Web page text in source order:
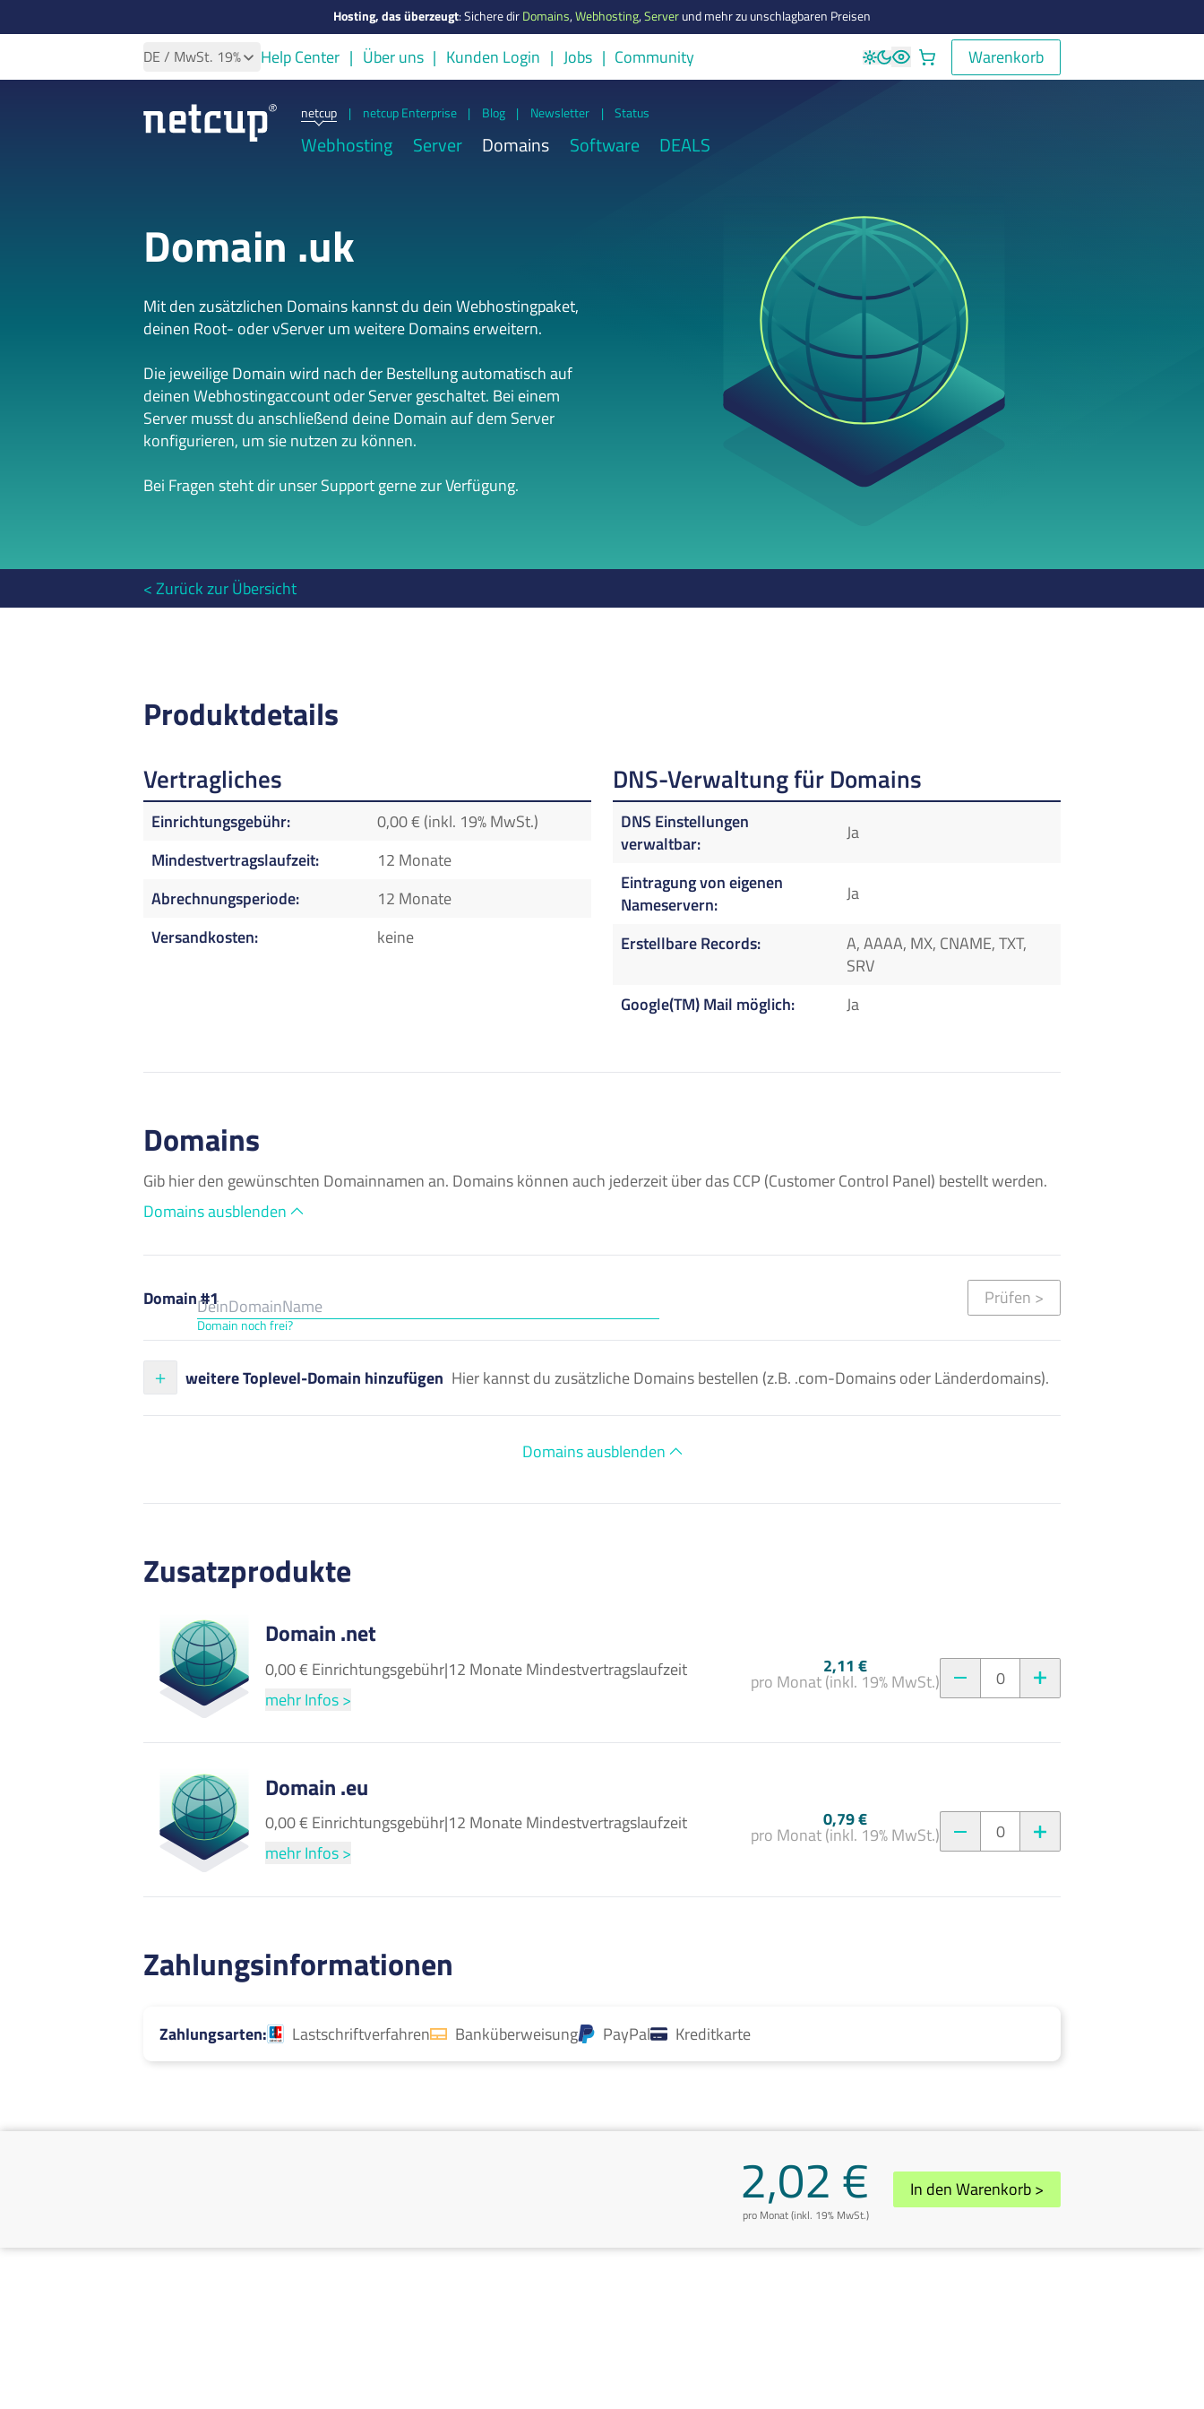
Hosting, das überzeugt:Sichere dirDomains,Webhosting,Serverund mehr zu unschlagbaren Preisen
DE / MwSt. 19% Help Center Über uns Kunden Login Jobs Community Warenkorb
Warenkorb
netcup | netcup Enterprise | Blog | Newsletter | Status
Webhosting Server Domains Software DEALS
Domain .uk
Mit den zusätzlichen Domains kannst du dein Webhostingpaket,
deinen Root- oder vServer um weitere Domains erweitern.
Die jeweilige Domain wird nach der Bestellung automatisch auf
deinen Webhostingaccount oder Server geschaltet. Bei einem
Server musst du anschließend deine Domain auf dem Server
konfigurieren, um sie nutzen zu können.
Bei Fragen steht dir unser Support gerne zur Verfügung.
Zurück zur Übersicht
Produktdetails
Vertragliches
Einrichtungsgebühr
0,00 € (inkl. 19% MwSt.)
Mindestvertragslaufzeit
12 Monate
Abrechnungsperiode
12 Monate
Versandkosten
keine
DNS-Verwaltung für Domains
DNS Einstellungen
verwaltbar
Ja
Eintragung von eigenen
Nameservern
Ja
Erstellbare Records
A, AAAA, MX, CNAME, TXT,
SRV
Google(TM) Mail möglich
Ja
Domains
Gib hier den gewünschten Domainnamen an. Domains können auch jederzeit über das CCP (Customer Control Panel) bestellt werden.
Domains ausblenden
Domain #1
Domain noch frei?
Prüfen >
weitere Toplevel-Domain hinzufügen Hier kannst du zusätzliche Domains bestellen (z.B. .com-Domains oder Länderdomains).
Domains ausblenden
Zusatzprodukte
Domain .net
0,00 € Einrichtungsgebühr|12 Monate Mindestvertragslaufzeit
mehr Infos >
2,11 €
pro Monat (inkl. 19% MwSt.) 0
Domain .eu
0,00 € Einrichtungsgebühr|12 Monate Mindestvertragslaufzeit
mehr Infos >
0,79 €
pro Monat (inkl. 19% MwSt.) 0
Zahlungsinformationen
Zahlungsarten Lastschriftverfahren Banküberweisung PayPal Kreditkarte
2,02 €
pro Monat (inkl. 19% MwSt.)
In den Warenkorb >